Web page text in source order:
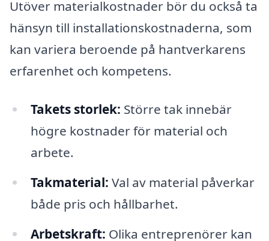
Utöver materialkostnader bör du också ta
hänsyn till installationskostnaderna, som
kan variera beroende på hantverkarens
erfarenhet och kompetens.
Takets storlek: Större tak innebär
högre kostnader för material och
arbete.
Takmaterial: Val av material påverkar
både pris och hållbarhet.
Arbetskraft: Olika entreprenörer kan